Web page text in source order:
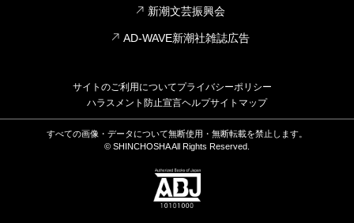
新潮文芸振興会
AD-WAVE新潮社雑誌広告
サイトのご利用についてプライバシーポリシー
ハラスメント防止宣言ヘルプサイトマップ
すべての画像・データについて無断使用・無断転載を禁止します。
© SHINCHOSHA All Rights Reserved.